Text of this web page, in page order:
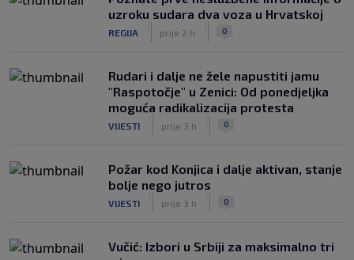
uzroku sudara dva voza u Hrvatskoj
REGIJA prije 2 h 0
Rudari i dalje ne žele napustiti jamu
"Raspotočje" u Zenici: Od ponedjeljka
moguća radikalizacija protesta
VIJESTI prije 3 h 0
Požar kod Konjica i dalje aktivan, stanje
bolje nego jutros
VIJESTI prije 3 h 0
Vučić: Izbori u Srbiji za maksimalno tri